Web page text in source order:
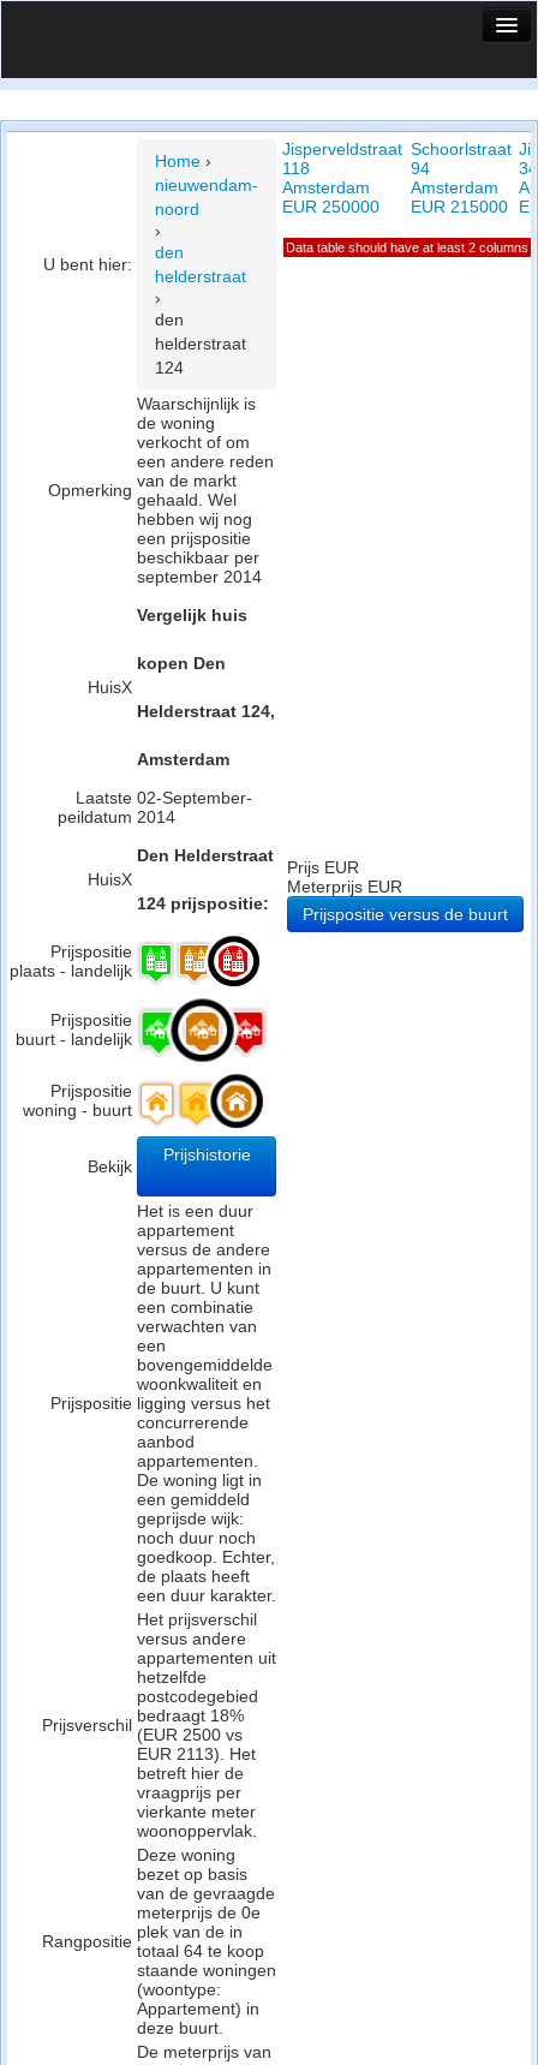
Vergelijk prijsposities - wijk
U bent hier:
Home ›
nieuwendam-
noord
›
den
helderstraat
›
den
helderstraat
124
Opmerking
Waarschijnlijk is
de woning
verkocht of om
een andere reden
van de markt
gehaald. Wel
hebben wij nog
een prijspositie
beschikbaar per
september 2014
HuisX
Vergelijk huis
kopen Den
Helderstraat 124,
Amsterdam
Laatste
peildatum
02-September-
2014
HuisX
Den Helderstraat
124 prijspositie:
Prijspositie
plaats - landelijk
Prijspositie
buurt - landelijk
Prijspositie
woning - buurt
Bekijk
Prijshistorie
Prijspositie
Het is een duur
appartement
versus de andere
appartementen in
de buurt. U kunt
een combinatie
verwachten van
een
bovengemiddelde
woonkwaliteit en
ligging versus het
concurrerende
aanbod
appartementen.
De woning ligt in
een gemiddeld
geprijsde wijk:
noch duur noch
goedkoop. Echter,
de plaats heeft
een duur karakter.
Prijsverschil
Het prijsverschil
versus andere
appartementen uit
hetzelfde
postcodegebied
bedraagt 18%
(EUR 2500 vs
EUR 2113). Het
betreft hier de
vraagprijs per
vierkante meter
woonoppervlak.
Rangpositie
Deze woning
bezet op basis
van de gevraagde
meterprijs de 0e
plek van de in
totaal 64 te koop
staande woningen
(woontype:
Appartement) in
deze buurt.
De meterprijs van
Jisperveldstraat
118
Amsterdam
EUR 250000
Schoorlstraat
94
Amsterdam
EUR 215000
Data table should have at least 2 columns
Prijs EUR
Meterprijs EUR
Prijspositie versus de buurt